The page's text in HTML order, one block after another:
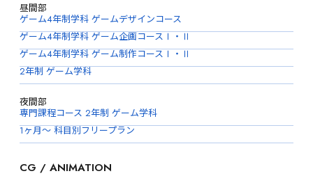
昼間部
ゲーム4年制学科 ゲームデザインコース
ゲーム4年制学科 ゲーム企画コースⅠ・Ⅱ
ゲーム4年制学科 ゲーム制作コースⅠ・Ⅱ
2年制 ゲーム学科
夜間部
専門課程コース 2年制 ゲーム学科
1ヶ月〜 科目別フリープラン
CG / ANIMATION